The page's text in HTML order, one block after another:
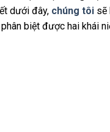
dưới đây, chúng tôi sẽ
biệt được hai khái